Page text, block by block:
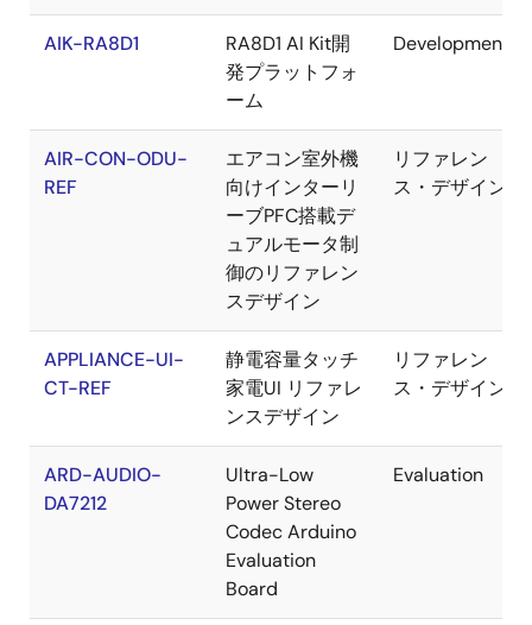
AIK-RA8D1
RA8D1 AI Kit開
発プラットフォ
ーム
Development
AIR-CON-ODU-
REF
エアコン室外機
向けインターリ
ーブPFC搭載デ
ュアルモータ制
御のリファレン
スデザイン
リファレン
ス・デザイン
APPLIANCE-UI-
CT-REF
静電容量タッチ
家電UI リファレ
ンスデザイン
リファレン
ス・デザイン
ARD-AUDIO-
DA7212
Ultra-Low
Power Stereo
Codec Arduino
Evaluation
Board
Evaluation